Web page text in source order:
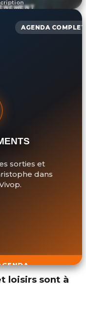
AGENDA COMPLET
sorties et
dans
loisirs sont à